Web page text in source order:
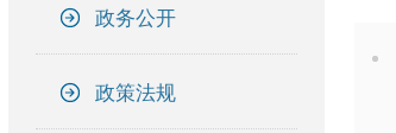
政务公开
政策法规